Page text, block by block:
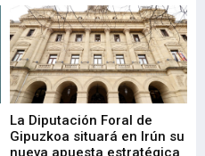
La Diputación Foral de
Gipuzkoa situará en Irún su
nueva apuesta estratégica